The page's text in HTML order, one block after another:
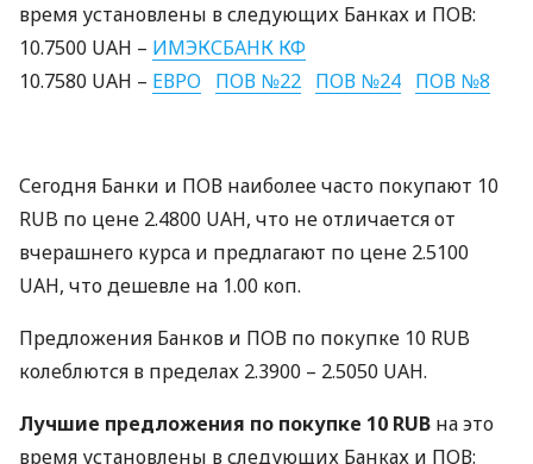
время установлены в следующих Банках и ПОВ:
10.7500 UAH – ИМЭКСБАНК КФ
10.7580 UAH – ЕВРО ПОВ №22 ПОВ №24 ПОВ №8
Сегодня Банки и ПОВ наиболее часто покупают 10
RUB по цене 2.4800 UAH, что не отличается от
вчерашнего курса и предлагают по цене 2.5100
UAH, что дешевле на 1.00 коп.
Предложения Банков и ПОВ по покупке 10 RUB
колеблются в пределах 2.3900 – 2.5050 UAH.
Лучшие предложения по покупке 10 RUB на это
время установлены в следующих Банках и ПОВ: